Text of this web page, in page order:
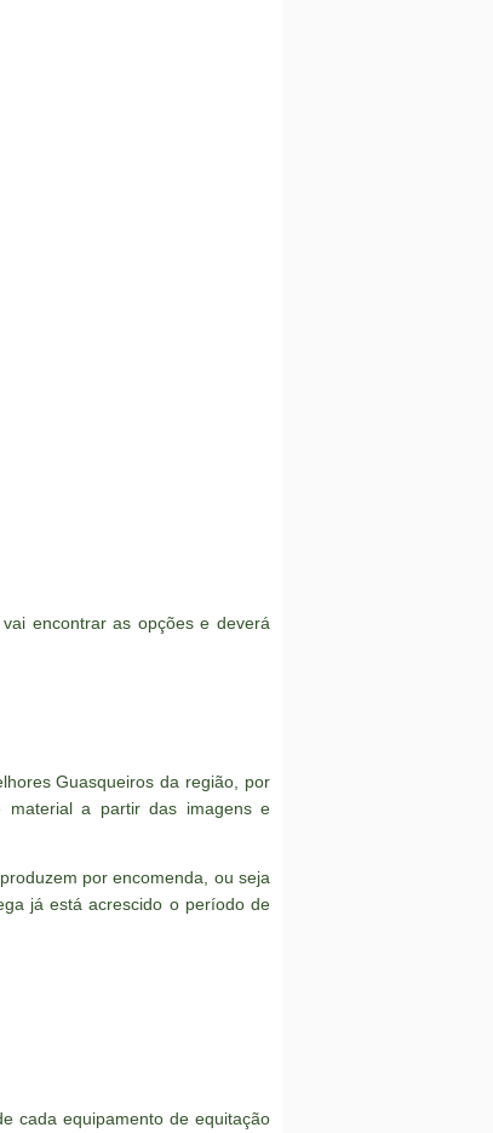
encontrar as opções e deverá
Guasqueiros da região, por
material a partir das imagens e
por encomenda, ou seja
já está acrescido o período de
cada equipamento de equitação